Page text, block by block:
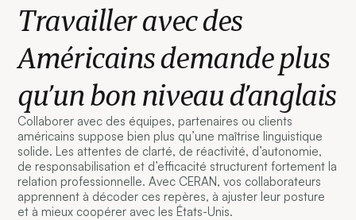
Travailler avec des
Américains demande plus
qu’un bon niveau d’anglais
Collaborer avec des équipes, partenaires ou clients
américains suppose bien plus qu’une maîtrise linguistique
solide. Les attentes de clarté, de réactivité, d’autonomie,
de responsabilisation et d’efficacité structurent fortement la
relation professionnelle. Avec CERAN, vos collaborateurs
apprennent à décoder ces repères, à ajuster leur posture
et à mieux coopérer avec les États-Unis.